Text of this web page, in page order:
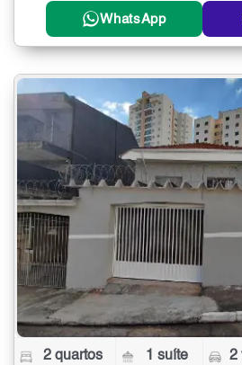
WhatsApp
2 quartos 1 suíte 2